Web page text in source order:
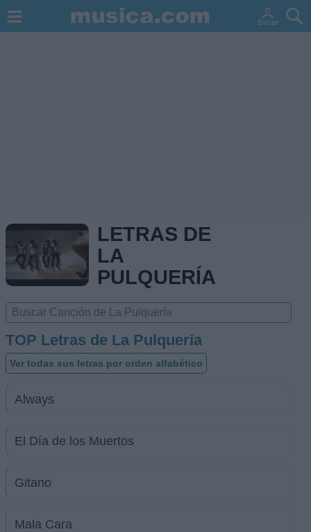
LETRAS DE
LA
PULQUERÍA
TOP Letras de La Pulquería
Ver todas sus letras por orden alfabético
Always
El Día de los Muertos
Gitano
Mala Cara